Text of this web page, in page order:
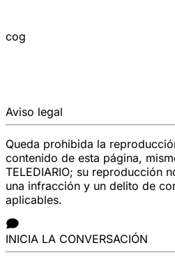
cog
Aviso legal
Queda prohibida la
contenido de esta página,
TELEDIARIO; su reproducción
una infracción y un delito de
aplicables.
INICIA LA CONVERSACIÓN